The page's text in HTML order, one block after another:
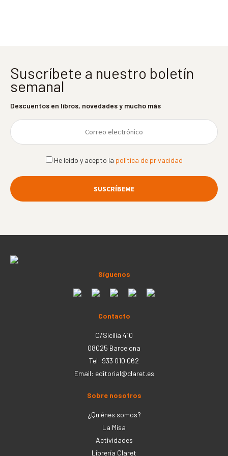
Suscríbete a nuestro boletín
semanal
Descuentos en libros, novedades y mucho más
He leído y acepto la política de privacidad
Síguenos
Contacto
C/Sicília 410
08025 Barcelona
Tel: 933 010 062
Email: editorial@claret.es
Sobre nosotros
¿Quiénes somos?
La Misa
Actividades
Librería Claret